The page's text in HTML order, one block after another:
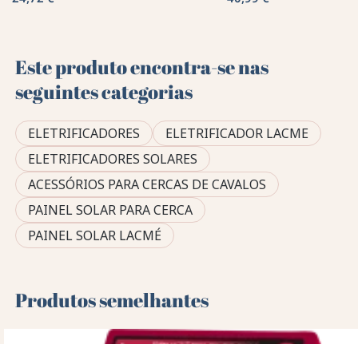
Este produto encontra-se nas
seguintes categorias
ELETRIFICADORES
ELETRIFICADOR LACME
ELETRIFICADORES SOLARES
ACESSÓRIOS PARA CERCAS DE CAVALOS
PAINEL SOLAR PARA CERCA
PAINEL SOLAR LACMÉ
Produtos semelhantes